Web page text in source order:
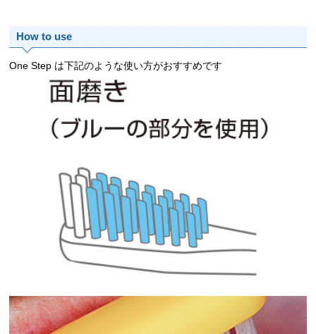
How to use
One Step は下記のような使い方がおすすめです